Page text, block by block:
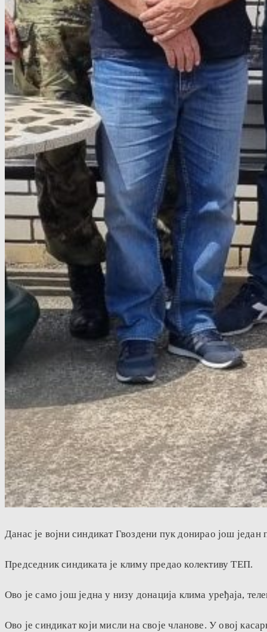
Данас је војни синдикат Гвоздени пук донирао још
Председник синдиката је климу предао колективу ТЕП.
Ово је само још једна у низу донација клима уређаја,
Ово је синдикат који мисли на своје чланове. У овој